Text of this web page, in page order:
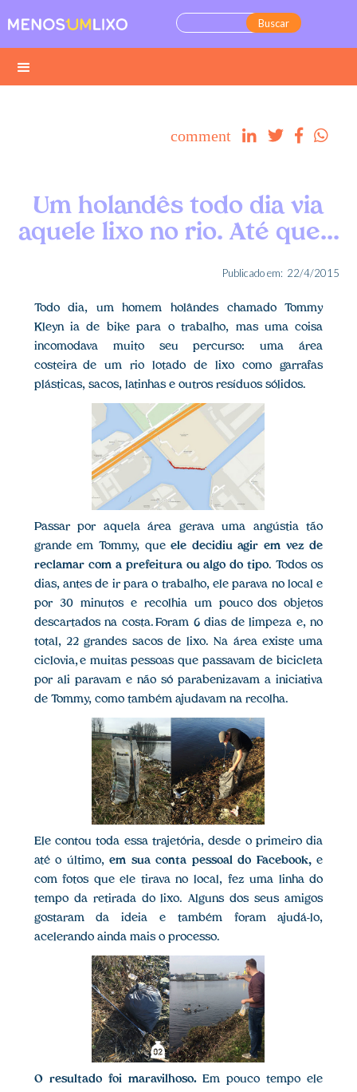
comment    
Um holandês todo dia via
aquele lixo no rio. Até que...
Publicado em: 22/4/2015
Todo dia, um homem holândes chamado Tommy
Kleyn ia de bike para o trabalho, mas uma coisa
incomodava muito seu percurso: uma área
costeira de um rio lotado de lixo como garrafas
plásticas, sacos, latinhas e outros resíduos sólidos.
Passar por aquela área gerava uma angústia tão
grande em Tommy, queele decidiu agir em vez de
reclamar com a prefeitura ou algo do tipo. Todos os
dias, antes de ir para o trabalho, ele parava no local e
por 30 minutos e recolhia um pouco dos objetos
descartados na costa. Foram 6 dias de limpeza e, no
total, 22 grandes sacos de lixo. Na área existe uma
ciclovia, e muitas pessoas que passavam de bicicleta
por ali paravam e não só parabenizavam a iniciativa
de Tommy, como também ajudavam na recolha.
Ele contou toda essa trajetória, desde o primeiro dia
até o último,em sua conta pessoal do Facebook,e
com fotos que ele tirava no local, fez uma linha do
tempo da retirada do lixo. Alguns dos seus amigos
gostaram da ideia e também foram ajudá-lo,
acelerando ainda mais o processo.
O resultado foi maravilhoso.Em pouco tempo ele